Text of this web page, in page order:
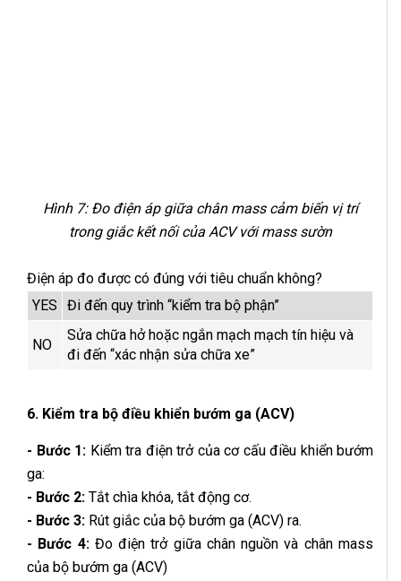
Hình 7: Đo điện áp giữa chân mass cảm biến vị trí
trong giắc kết nối của ACV với mass sườn
Điện áp đo được có đúng với tiêu chuẩn không?
YES
Đi đến quy trình “kiểm tra bộ phận”
NO
Sửa chữa hở hoặc ngắn mạch mạch tín hiệu và
đi đến “xác nhận sửa chữa xe”
6. Kiểm tra bộ điều khiển bướm ga (ACV)
- Bước 1: Kiểm tra điện trở của cơ cấu điều khiển bướm
ga:
- Bước 2: Tắt chìa khóa, tắt động cơ.
- Bước 3: Rút giắc của bộ bướm ga (ACV) ra.
- Bước 4:Đo điện trở giữa chân nguồn và chân mass
của bộ bướm ga (ACV)